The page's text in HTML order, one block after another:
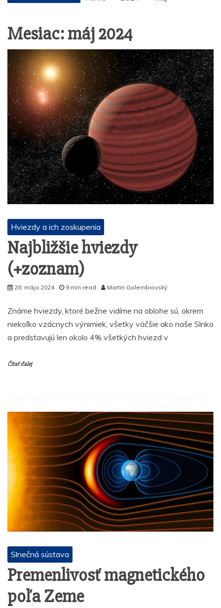
Mesiac: máj 2024
Hviezdy a ich zoskupenia
Najbližšie hviezdy
(+zoznam)
28. mája 2024 9 min read Martin Golembiovský
Známe hviezdy, ktoré bežne vidíme na oblohe sú, okrem
niekoľko vzácnych výnimiek, všetky väčšie ako naše Slnko
a predstavujú len okolo 4% všetkých hviezd v
Čítať ďalej
Slnečná sústava
Premenlivosť magnetického
poľa Zeme